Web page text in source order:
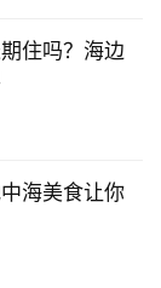
住吗？海边
海美食让你